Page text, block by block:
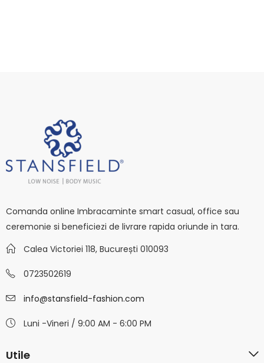
Comanda online Imbracaminte smart casual, office sau
ceremonie si beneficiezi de livrare rapida oriunde in tara.
Calea Victoriei 118, București 010093
0723502619
info@stansfield-fashion.com
Luni -Vineri / 9:00 AM - 6:00 PM
Utile